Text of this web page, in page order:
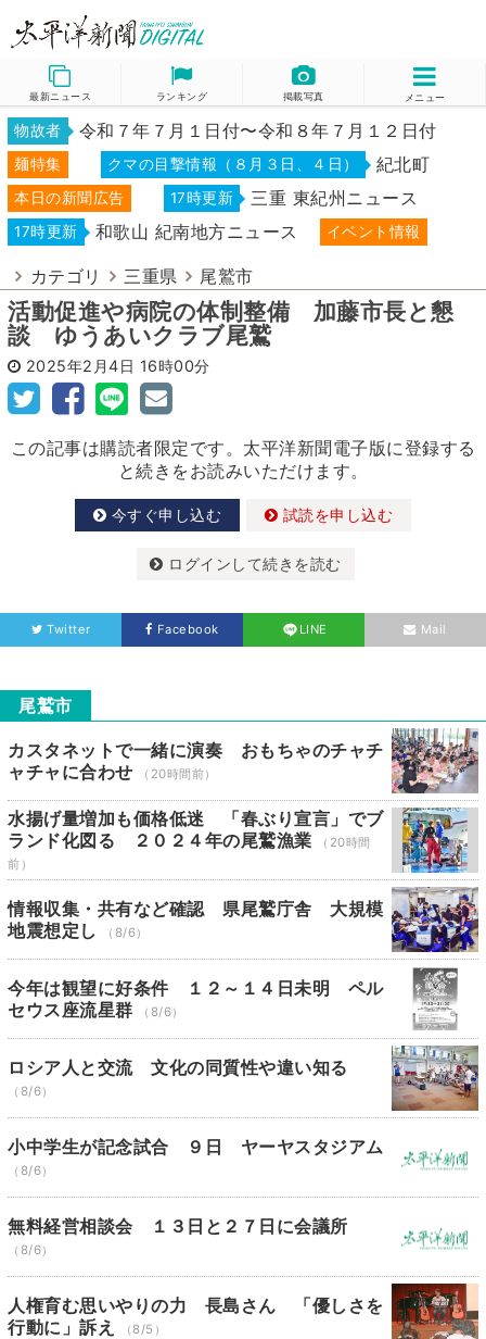
最新ニュース ランキング 掲載写真 メニュー
物故者 令和７年７月１日付〜令和８年７月１２日付
麺特集 クマの目撃情報（８月３日、４日） 紀北町
本日の新聞広告 17時更新 三重 東紀州ニュース
17時更新 和歌山 紀南地方ニュース イベント情報
カテゴリ 三重県 尾鷲市
活動促進や病院の体制整備 加藤市長と懇
談 ゆうあいクラブ尾鷲
2025年2月4日 16時00分
この記事は購読者限定です。太平洋新聞電子版に登録する
と続きをお読みいただけます。
今すぐ申し込む 試読を申し込む
ログインして続きを読む
Twitter Facebook LINE Mail
尾鷲市
カスタネットで一緒に演奏 おもちゃのチャチ
ャチャに合わせ
（20時間前）
水揚げ量増加も価格低迷 「春ぶり宣言」でブ
ランド化図る ２０２４年の尾鷲漁業
（20時間
前）
情報収集・共有など確認 県尾鷲庁舎 大規模
地震想定し
（8/6）
今年は観望に好条件 １２～１４日未明 ペル
セウス座流星群
（8/6）
ロシア人と交流 文化の同質性や違い知る
（8/6）
小中学生が記念試合 ９日 ヤーヤスタジアム
（8/6）
無料経営相談会 １３日と２７日に会議所
（8/6）
人権育む思いやりの力 長島さん 「優しさを
行動に」訴え
（8/5）